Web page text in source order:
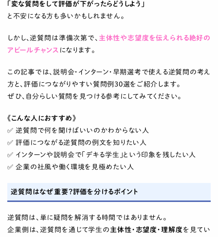
「変な質問をして評価が下がったらどうしよう」
と不安になる方も多いかもしれません。
しかし、逆質問は準備次第で、 主体性や志望度を伝えられる絶好の
アピールチャンス になります。
この記事では、説明会・インターン・早期選考で使える逆質問の考え
方と、評価につながりやすい質問例30選をご紹介します。
ぜひ、自分らしい質問を見つける参考にしてみてください。
《こんな人におすすめ》
✅ 逆質問で何を聞けばいいのかわからない人
✅ 評価につながる逆質問の例文を知りたい人
✅ インターンや説明会で「デキる学生」という印象を残したい人
✅ 企業の社風や働く環境を見極めたい人
逆質問はなぜ重要？評価を分けるポイント
逆質問は、単に疑問を解消する時間ではありません。
企業側は、逆質問を通じて学生の 主体性・志望度・理解度 を見てい